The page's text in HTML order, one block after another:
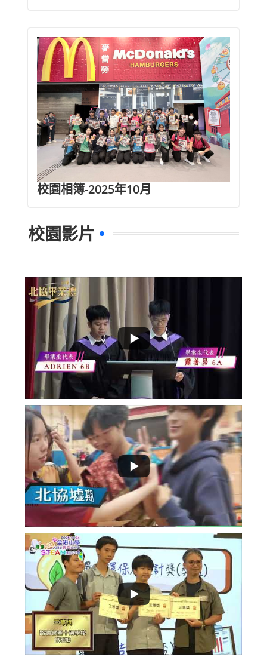
校園相簿-2025年10月
校園影片